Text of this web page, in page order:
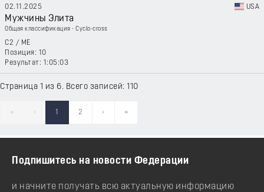
02.11.2025 USA
Мужчины Элита
Общая классификация - Cyclo-cross
C2 / ME
10
1:05:03
Страница 1 из 6. Всего записей: 110
« ‹ 1 2 › »
Подпишитесь на новости Федерации
и начните получать всю актуальную информацию